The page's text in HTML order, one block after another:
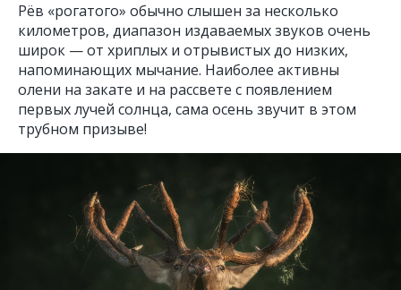
Рёв «рогатого» обычно слышен за несколько
километров, диапазон издаваемых звуков очень
широк — от хриплых и отрывистых до низких,
напоминающих мычание. Наиболее активны
олени на закате и на рассвете с появлением
первых лучей солнца, сама осень звучит в этом
трубном призыве!